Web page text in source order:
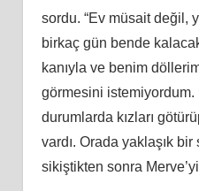
sordu. “Ev müsait değil,
birkaç gün bende
kanıyla ve benim
görmesini istemiyordum.
durumlarda kızları
vardı. Orada yaklaşık
sikiştikten sonra